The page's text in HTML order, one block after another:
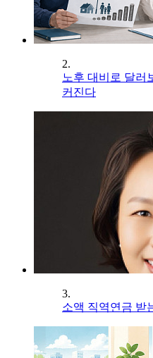
2.
노후 대비로 달러
커진다
3.
소액 직역연금 받